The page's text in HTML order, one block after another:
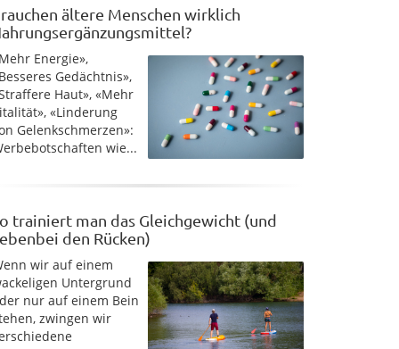
ältere Menschen wirklich
Energie»,
Gedächtnis»,
Haut», «Mehr
«Linderung
Gelenkschmerzen»:
wie...
trainiert man das Gleichgewicht (und
den Rücken)
wir auf einem
Untergrund
nur auf einem Bein
zwingen wir